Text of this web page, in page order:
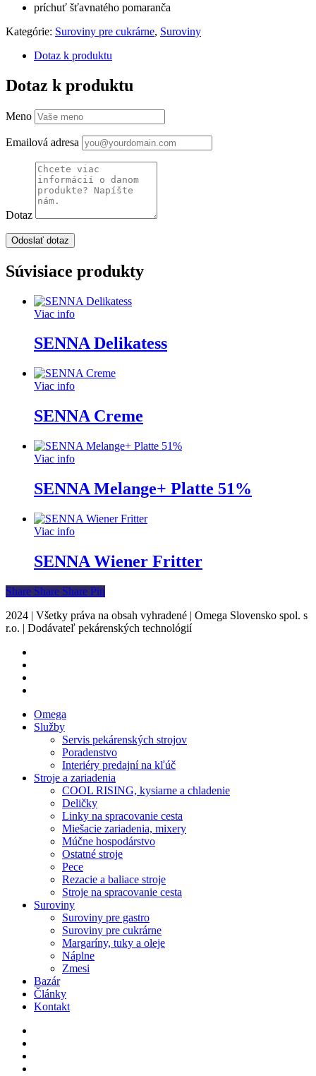
príchuť šťavnatého pomaranča
Kategórie: Suroviny pre cukrárne, Suroviny
Dotaz k produktu
Dotaz k produktu
Meno
Emailová adresa
Dotaz
Súvisiace produkty
Viac info
SENNA Delikatess
Viac info
SENNA Creme
Viac info
SENNA Melange+ Platte 51%
Viac info
SENNA Wiener Fritter
Share
Share Share Share Pin
2024 | Všetky práva na obsah vyhradené | Omega Slovensko spol. s
r.o. | Dodávateľ pekárenských technológií
Close
Menu
Omega
Služby
Servis pekárenských strojov
Poradenstvo
Interiéry predajní na kľúč
Stroje a zariadenia
COOL RISING, kysiarne a chladenie
Deličky
Linky na spracovanie cesta
Miešacie zariadenia, mixery
Múčne hospodárstvo
Ostatné stroje
Pece
Rezacie a baliace stroje
Stroje na spracovanie cesta
Suroviny
Suroviny pre gastro
Suroviny pre cukrárne
Margaríny, tuky a oleje
Náplne
Zmesi
Bazár
Články
Kontakt